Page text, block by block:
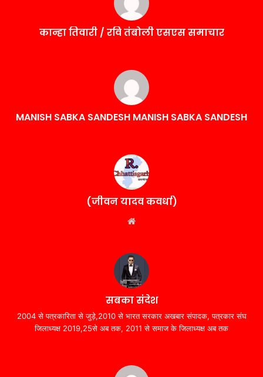
कान्हा तिवारी / रवि तंबोली एसएस समाचार
MANISH SABKA SANDESH MANISH SABKA SANDESH
(जीवन यादव कवर्धा)
सबका संदेश
2004 से पत्रकारिता से जुड़े,2010 से भारत सरकार अखबार संपादक, पत्रकार संघ
जिलाध्यक्ष 2019,25से अब तक, 2011 से समाज के जिलाध्यक्ष अब तक